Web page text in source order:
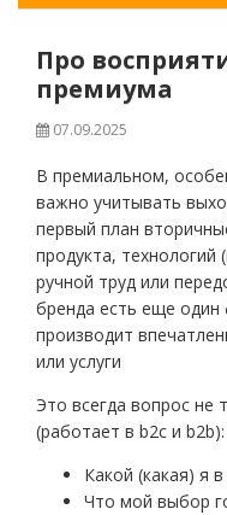
Про
премиума
07.09.2025
В премиальном,
важно учитывать
первый план
продукта, технологий
ручной труд или
бренда есть еще один
производит
или услуги
Это всегда вопрос не
(работает в b2c и b2b):
Какой (какая) я
Что мой выбор